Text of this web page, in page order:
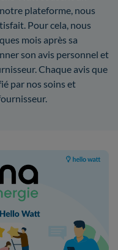
plateforme, nous
Pour cela, nous
mois après sa
son avis personnel et
Chaque avis que
par nos soins et